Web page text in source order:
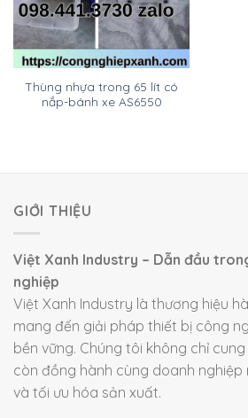
Thùng nhựa trong 65 lít có
nắp-bánh xe AS6550
GIỚI THIỆU
Việt Xanh Industry – Dẫn đầu
nghiệp
Việt Xanh Industry là thương hiệu
mang đến giải pháp thiết bị công
bền vững. Chúng tôi không chỉ
còn đồng hành cùng doanh nghiệp
và tối ưu hóa sản xuất.